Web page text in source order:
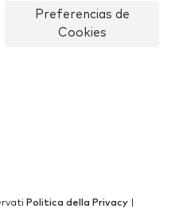
Preferencias de
Cookies
Politica della Privacy